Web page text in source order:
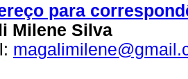
para
Milene Silva